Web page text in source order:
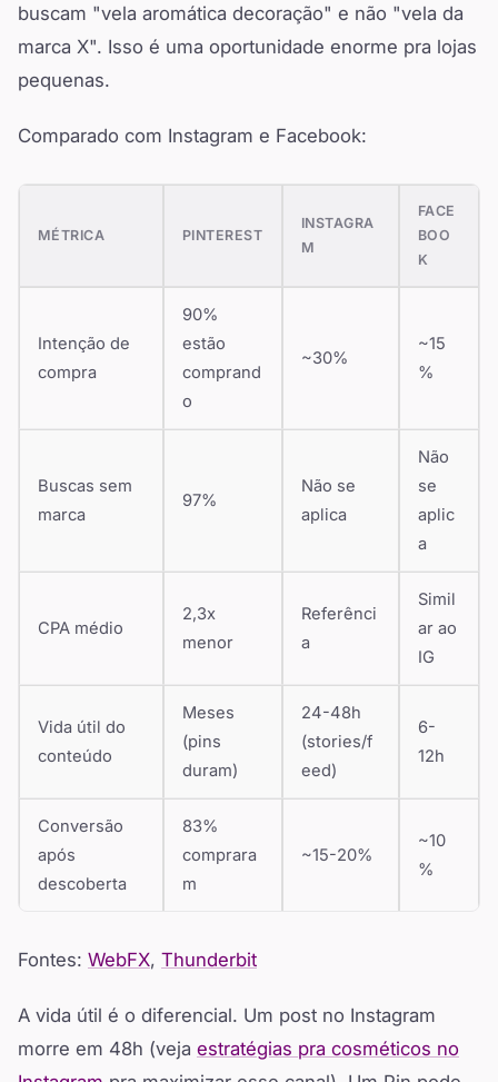
buscam "vela aromática decoração" e não "vela da
marca X". Isso é uma oportunidade enorme pra lojas
pequenas.
Comparado com Instagram e Facebook:
MÉTRICA PINTEREST
INSTAGRA
M
FACE
BOO
K
Intenção de
compra
90%
estão
comprand
o
~30%
~15
%
Buscas sem
marca
97%
Não se
aplica
Não
se
aplic
a
CPA médio
2,3x
menor
Referênci
a
Simil
ar ao
IG
Vida útil do
conteúdo
Meses
(pins
duram)
24-48h
(stories/f
eed)
6-
12h
Conversão
após
descoberta
83%
comprara
m
~15-20%
~10
%
Fontes: WebFX, Thunderbit
A vida útil é o diferencial. Um post no Instagram
morre em 48h (veja estratégias pra cosméticos no